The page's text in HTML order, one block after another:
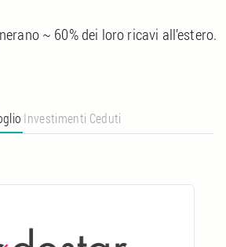
~ 60% dei loro ricavi all’estero.
Investimenti Ceduti